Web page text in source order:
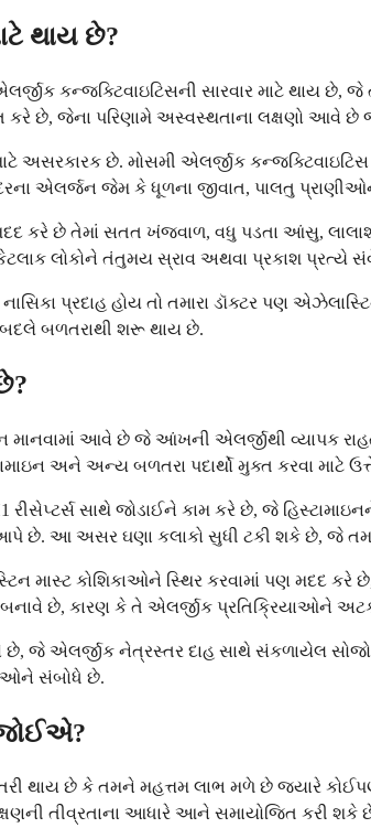
થાય છે?
કન્જક્ટિવાઇટિસની સારવાર માટે થાય છે,
કરે છે, જેના પરિણામે અસ્વસ્થતાના લક્ષણો આવે છે
અસરકારક છે. મોસમી એલર્જીક
એલર્જન જેમ કે ધૂળના જીવાત, પાલતુ
કરે છે તેમાં સતત ખંજવાળ, વધુ પડતા આંસુ,
લોકોને તંતુમય સ્રાવ અથવા પ્રકાશ પ્રત્યે
પ્રદાહ હોય તો તમારા ડૉક્ટર પણ
બળતરાથી શરૂ થાય છે.
આવે છે જે આંખની એલર્જીથી વ્યાપક
અને અન્ય બળતરા પદાર્થો મુક્ત કરવા માટે
રીસેપ્ટર્સ સાથે જોડાઈને કામ કરે છે, જે
આપે છે. આ અસર ઘણા કલાકો સુધી ટકી શકે છે,
માસ્ટ કોશિકાઓને સ્થિર કરવામાં પણ મદદ
છે, કારણ કે તે એલર્જીક પ્રતિક્રિયાઓને
છે, જે એલર્જીક નેત્રસ્તર દાહ સાથે સંકળાયેલ
સંબોધે છે.
થાય છે કે તમને મહત્તમ લાભ મળે છે જ્યારે
તીવ્રતાના આધારે આને સમાયોજિત કરી શકે